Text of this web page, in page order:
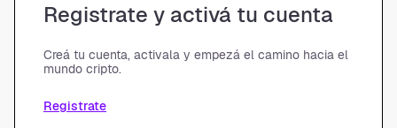
Registrate y activá tu cuenta
Creá tu cuenta, activala y empezá el camino hacia el
mundo cripto.
Registrate